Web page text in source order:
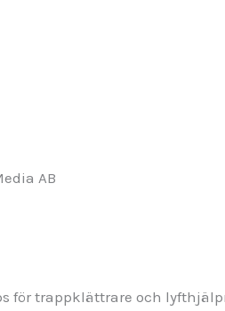
AB
för trappklättrare och